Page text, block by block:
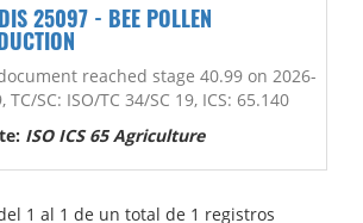
25097 - BEE POLLEN
reached stage 40.99 on 2026-
TC/SC: ISO/TC 34/SC 19, ICS: 65.140
ISO ICS 65 Agriculture
1 al 1 de un total de 1 registros